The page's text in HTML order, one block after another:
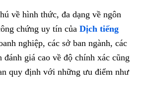
về hình thức, đa dạng về ngôn
chứng uy tín của Dịch tiếng
nghiệp, các sở ban ngành, các
đánh giá cao về độ chính xác cũng
quy định với những ưu điểm như